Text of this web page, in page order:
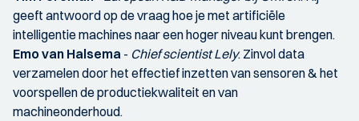
geeft antwoord op de vraag hoe je met artificiële
intelligentie machines naar een hoger niveau kunt brengen.
Emo van Halsema - Chief scientist Lely. Zinvol data
verzamelen door het effectief inzetten van sensoren & het
voorspellen de productiekwaliteit en van
machineonderhoud.